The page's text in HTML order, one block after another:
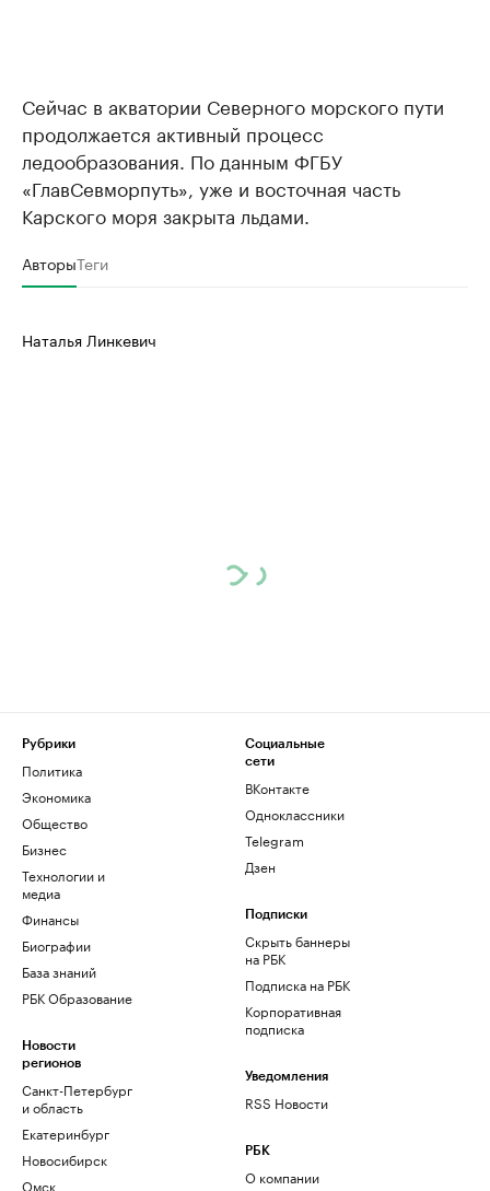
Сейчас в акватории Северного морского пути
продолжается активный процесс
ледообразования. По данным ФГБУ
«ГлавСевморпуть», уже и восточная часть
Карского моря закрыта льдами.
АвторыТеги
Наталья Линкевич
Рубрики
Политика
Экономика
Общество
Бизнес
Технологии и
медиа
Финансы
Биографии
База знаний
РБК Образование
Новости
регионов
Санкт-Петербург
и область
Екатеринбург
Новосибирск
Омск
Социальные
сети
ВКонтакте
Одноклассники
Telegram
Дзен
Подписки
Скрыть баннеры
на РБК
Подписка на РБК
Корпоративная
подписка
Уведомления
RSS Новости
РБК
О компании